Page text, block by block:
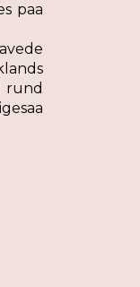
paa
rund